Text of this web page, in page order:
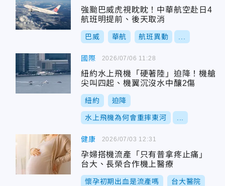
強颱巴威虎視眈眈！中華航空赴日4
航班明提前、後天取消
巴威 華航 航班異動
國際
紐約水上飛機「硬著陸」迫降！機艙
尖叫四起、機翼沉沒水中釀2傷
紐約 迫降
水上飛機為何會重摔東河
2026/07/06 11:28
健康
孕婦搭機流產「只有普拿疼止痛」
台大、長榮合作機上醫療
懷孕初期出血是流產嗎 台大醫院
2026/07/03 12:31